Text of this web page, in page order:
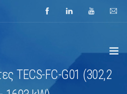
TECS-FC-G01 (302,2